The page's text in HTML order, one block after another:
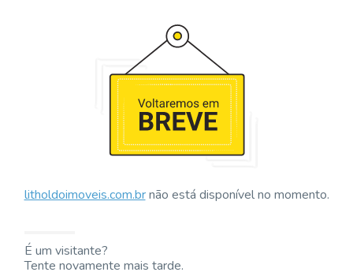
litholdoimoveis.com.brnão está disponível no momento.
É um visitante?
Tente novamente mais tarde.